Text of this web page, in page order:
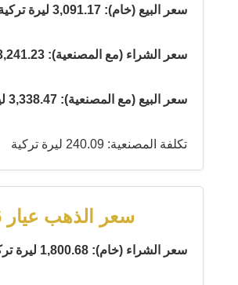
سعر البيع (خام): 3,091.17 ليرة تركية
سعر الشراء (مع المصنعية): 3,241.23 ليرة تركية
سعر البيع (مع المصنعية): 3,338.47 ليرة تركية
تكلفة المصنعية: 240.09 ليرة تركية
سعر الذهب عيار 6
سعر الشراء (خام): 1,800.68 ليرة تركية